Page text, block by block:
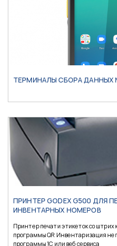
ТЕРМИНАЛЫ СБОРА ДАННЫХ
ПРИНТЕР GODEX G500 ДЛЯ
ИНВЕНТАРНЫХ НОМЕРОВ
Принтер печати этикеток со штрих
программы QR Инвентаризация
программы 1С или веб сервиса